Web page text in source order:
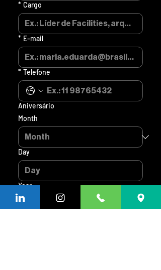
* Cargo
* E-mail
* Telefone
Aniversário
Month
Day
Year